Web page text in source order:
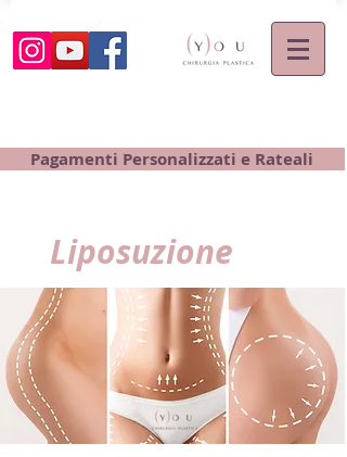
Pagamenti Personalizzati e Rateali
Liposuzione